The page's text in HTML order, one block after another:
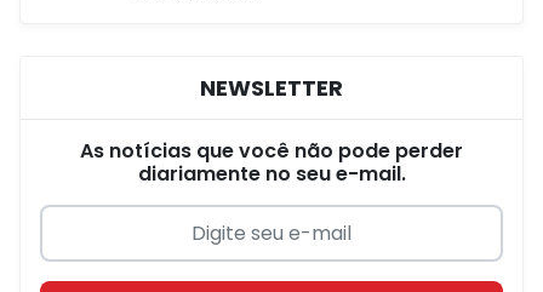
NEWSLETTER
As notícias que você não pode perder
diariamente no seu e-mail.